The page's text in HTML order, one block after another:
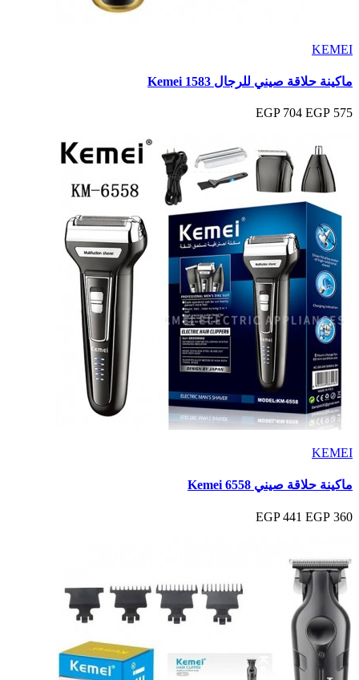
KEMEI
ماكينة حلاقة صيني للرجال Kemei 1583
575 EGP
704 EGP
KEMEI
ماكينة حلاقة صيني Kemei 6558
360 EGP
441 EGP